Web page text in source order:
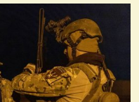
έχει προβλεφθεί για